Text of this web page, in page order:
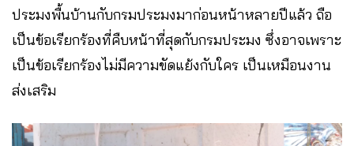
ประมงพื้นบ้านกับกรมประมงมาก่อนหน้าหลายปีแล้ว ถือ
เป็นข้อเรียกร้องที่คืบหน้าที่สุดกับกรมประมง ซึ่งอาจเพราะ
เป็นข้อเรียกร้องไม่มีความขัดแย้งกับใคร เป็นเหมือนงาน
ส่งเสริม